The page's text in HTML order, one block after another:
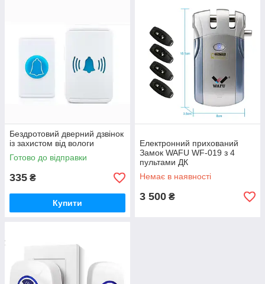
Бездротовий дверний дзвінок
із захистом від вологи
Готово до відправки
335 ₴
Купити
Електронний прихований
Замок WAFU WF-019 з 4
пультами ДК
Немає в наявності
3 500 ₴